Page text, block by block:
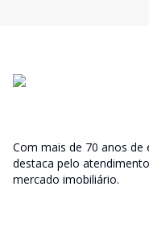
Com mais de 70 anos de
destaca pelo
mercado imobiliário.